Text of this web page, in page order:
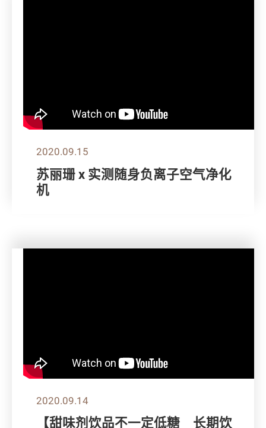
2020.09.15
苏丽珊 x 实测随身负离子空气净化
机
2020.09.14
【甜味剂饮品不一定低糖 长期饮